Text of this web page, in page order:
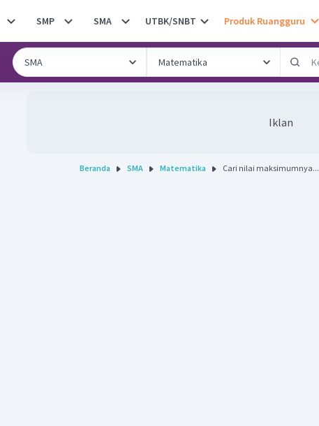
SMP SMA UTBK/SNBT Produk Ruangguru
Iklan
Beranda SMA Matematika Cari nilai maksimumnya...